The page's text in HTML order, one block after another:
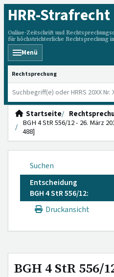
HRR-Strafrecht
Online-Zeitschrift und
für höchstrichterliche Rechtsprechung
Menü
HRRS durchsuchen
Startseite
BGH 4 StR 556/12 - 26. März
488]
Suchen
Entscheidung
BGH 4 StR 556/12:
Druckansicht
BGH 4 StR 556/